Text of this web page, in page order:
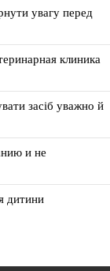
увагу перед
клиника
засіб уважно й
и не
дитини